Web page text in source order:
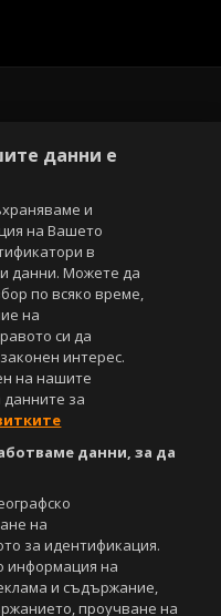
права запазени.
използвани в него, са
и сродните му права.
текстови, графични и
собственост на Агенция
Допуска се
след писмено съгласие на
и добавяне на линк към
и видео материали,
данни е
и
на Вашето
в
данни. Можете да
по всяко време,
на
си да
интерес.
на нашите
за
данни, за да
на
за идентификация.
информация на
и съдържание,
проучване на